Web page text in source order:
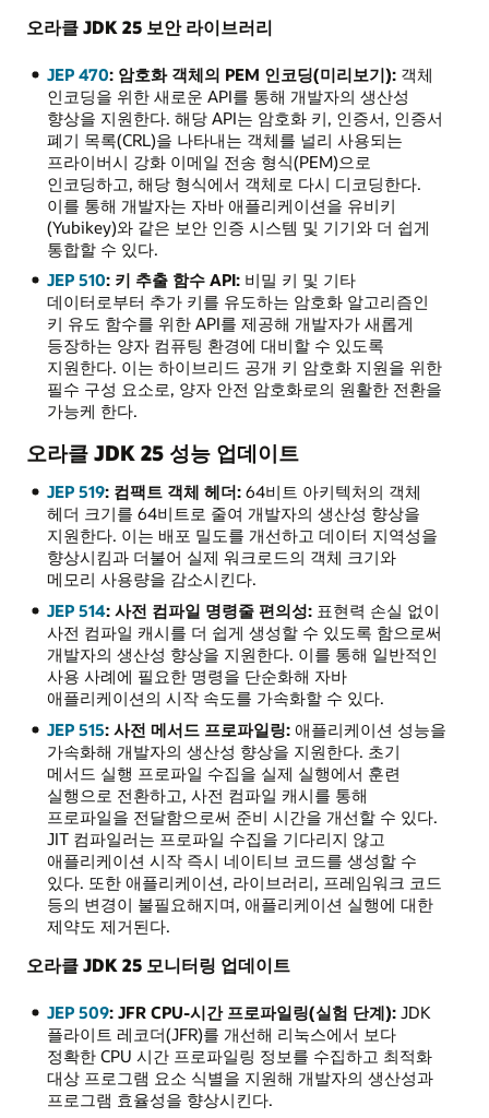
오라클 JDK 25 보안 라이브러리
JEP 470: 암호화 객체의 PEM 인코딩(미리보기):객체
인코딩을 위한 새로운 API를 통해 개발자의 생산성
향상을 지원한다. 해당 API는 암호화 키, 인증서, 인증서
폐기 목록(CRL)을 나타내는 객체를 널리 사용되는
프라이버시 강화 이메일 전송 형식(PEM)으로
인코딩하고, 해당 형식에서 객체로 다시 디코딩한다.
이를 통해 개발자는 자바 애플리케이션을 유비키
(Yubikey)와 같은 보안 인증 시스템 및 기기와 더 쉽게
통합할 수 있다.
JEP 510: 키 추출 함수 API:비밀 키 및 기타
데이터로부터 추가 키를 유도하는 암호화 알고리즘인
키 유도 함수를 위한 API를 제공해 개발자가 새롭게
등장하는 양자 컴퓨팅 환경에 대비할 수 있도록
지원한다. 이는 하이브리드 공개 키 암호화 지원을 위한
필수 구성 요소로, 양자 안전 암호화로의 원활한 전환을
가능케 한다.
오라클 JDK 25 성능 업데이트
JEP 519: 컴팩트 객체 헤더:64비트 아키텍처의 객체
헤더 크기를 64비트로 줄여 개발자의 생산성 향상을
지원한다. 이는 배포 밀도를 개선하고 데이터 지역성을
향상시킴과 더불어 실제 워크로드의 객체 크기와
메모리 사용량을 감소시킨다.
JEP 514: 사전 컴파일 명령줄 편의성:표현력 손실 없이
사전 컴파일 캐시를 더 쉽게 생성할 수 있도록 함으로써
개발자의 생산성 향상을 지원한다. 이를 통해 일반적인
사용 사례에 필요한 명령을 단순화해 자바
애플리케이션의 시작 속도를 가속화할 수 있다.
JEP 515: 사전 메서드 프로파일링: 애플리케이션 성능을
가속화해 개발자의 생산성 향상을 지원한다. 초기
메서드 실행 프로파일 수집을 실제 실행에서 훈련
실행으로 전환하고, 사전 컴파일 캐시를 통해
프로파일을 전달함으로써 준비 시간을 개선할 수 있다.
JIT 컴파일러는 프로파일 수집을 기다리지 않고
애플리케이션 시작 즉시 네이티브 코드를 생성할 수
있다. 또한 애플리케이션, 라이브러리, 프레임워크 코드
등의 변경이 불필요해지며, 애플리케이션 실행에 대한
제약도 제거된다.
오라클 JDK 25 모니터링 업데이트
JEP 509: JFR CPU-시간 프로파일링(실험 단계):JDK
플라이트 레코더(JFR)를 개선해 리눅스에서 보다
정확한 CPU 시간 프로파일링 정보를 수집하고 최적화
대상 프로그램 요소 식별을 지원해 개발자의 생산성과
프로그램 효율성을 향상시킨다.